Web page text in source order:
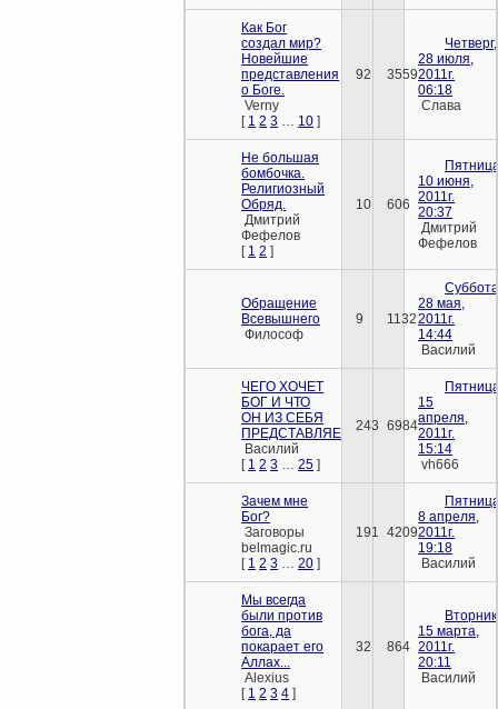
Как Бог
создал мир?
Новейшие
представления
о Боге.
Verny
[ 1 2 3 10 ]
92 3559
Четверг,
28 июля,
2011г.
06:18
Слава
Не большая
бомбочка.
Религиозный
Обряд.
Дмитрий
Фефелов
[ 1 2 ]
10 606
10 июня,
2011г.
20:37
Дмитрий
Фефелов
Обращение
Всевышнего
Философ
9 1132
28 мая,
2011г.
14:44
Василий
ЧЕГО ХОЧЕТ
БОГ И ЧТО
ОН ИЗ СЕБЯ
ПРЕДСТАВЛЯЕТ?
Василий
[ 1 2 3 25 ]
243 6984
15
апреля,
2011г.
15:14
vh666
Зачем мне
Бог?
Заговоры
belmagic.ru
[ 1 2 3 20 ]
191 4209
8 апреля,
2011г.
19:18
Василий
Мы всегда
были пpотив
бога, да
покаpает его
Аллах...
Alexius
[ 1 2 3 4 ]
32 864
15 марта,
2011г.
20:11
Василий